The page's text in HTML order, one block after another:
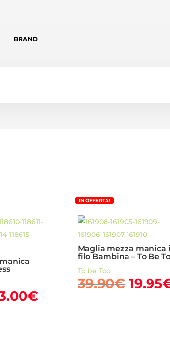
BRAND
€Il
IN OFFERTA!
Maglia mezza manica
filo Bambina – To Be
To be Too
39.90€ Il
19.95